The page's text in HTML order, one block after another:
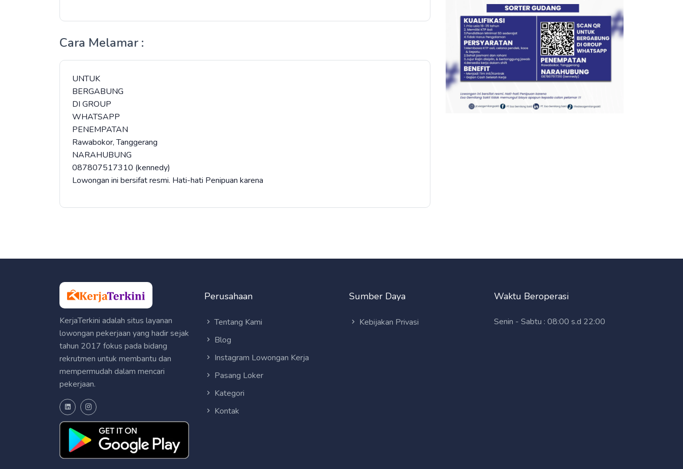
Cara Melamar :
UNTUK
BERGABUNG
DI GROUP
WHATSAPP
PENEMPATAN
Rawabokor, Tanggerang
NARAHUBUNG
087807517310 (kennedy)
Lowongan ini bersifat resmi. Hati-hati Penipuan karena
KerjaTerkini adalah situs layanan
lowongan pekerjaan yang hadir sejak
tahun 2017 fokus pada bidang
rekrutmen untuk membantu dan
mempermudah dalam mencari
pekerjaan.
Perusahaan
Tentang Kami
Blog
Instagram Lowongan Kerja
Pasang Loker
Kategori
Kontak
Sumber Daya
Kebijakan Privasi
Waktu Beroperasi
Senin - Sabtu : 08:00 s.d 22:00